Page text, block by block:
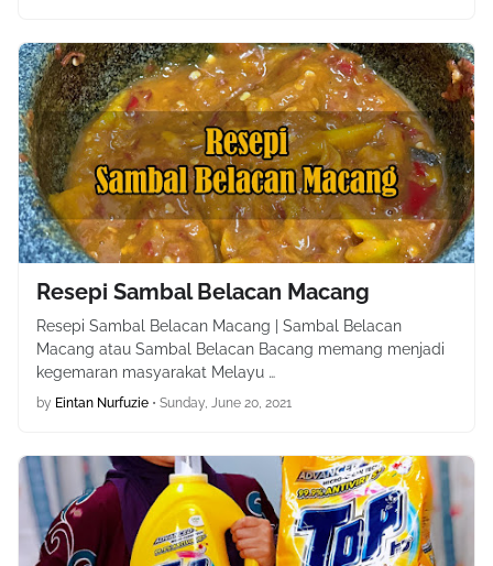
Resepi Sambal Belacan Macang
Resepi Sambal Belacan Macang | Sambal Belacan
Macang atau Sambal Belacan Bacang memang menjadi
kegemaran masyarakat Melayu …
by Eintan Nurfuzie • Sunday, June 20, 2021